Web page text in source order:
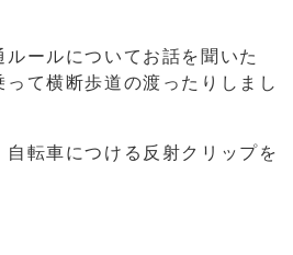
ールについてお話を聞いた
って横断歩道の渡ったりしまし
転車につける反射クリップを